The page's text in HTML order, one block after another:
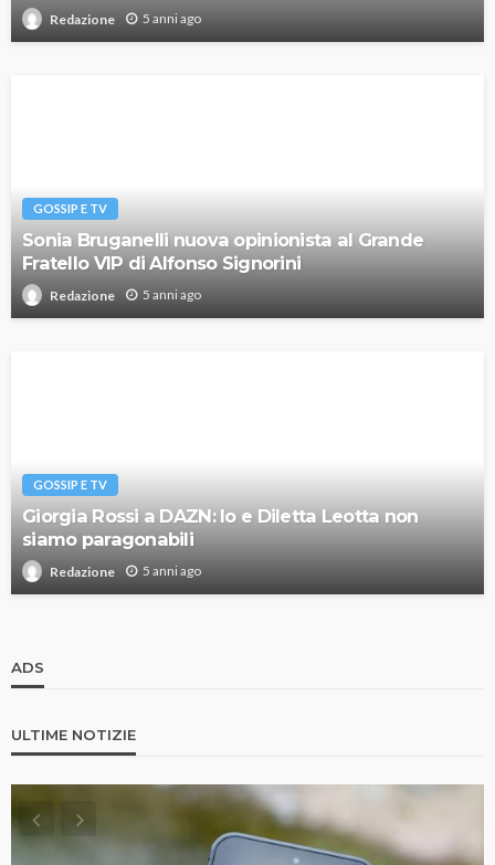
Redazione 5 anni ago
GOSSIP E TV
Sonia Bruganelli nuova opinionista al Grande
Fratello VIP di Alfonso Signorini
Redazione 5 anni ago
GOSSIP E TV
Giorgia Rossi a DAZN: Io e Diletta Leotta non
siamo paragonabili
Redazione 5 anni ago
ADS
ULTIME NOTIZIE